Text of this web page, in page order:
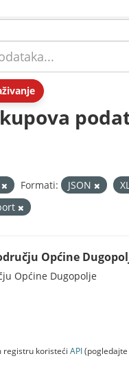
Formati: JSON
Općine
Općine Dugopolje
registru koristeći API(pogledajte